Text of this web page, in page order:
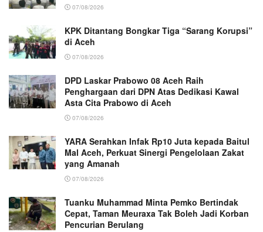
07/08/2026
KPK Ditantang Bongkar Tiga “Sarang Korupsi”
di Aceh
07/08/2026
DPD Laskar Prabowo 08 Aceh Raih
Penghargaan dari DPN Atas Dedikasi Kawal
Asta Cita Prabowo di Aceh
07/08/2026
YARA Serahkan Infak Rp10 Juta kepada Baitul
Mal Aceh, Perkuat Sinergi Pengelolaan Zakat
yang Amanah ‎
07/08/2026
Tuanku Muhammad Minta Pemko Bertindak
Cepat, Taman Meuraxa Tak Boleh Jadi Korban
Pencurian Berulang